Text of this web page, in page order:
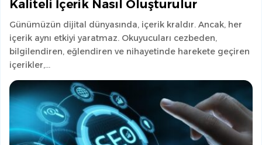
Kaliteli İçerik Nasıl Oluşturulur
Günümüzün dijital dünyasında, içerik kraldır. Ancak, her
içerik aynı etkiyi yaratmaz. Okuyucuları cezbeden,
bilgilendiren, eğlendiren ve nihayetinde harekete geçiren
içerikler,…